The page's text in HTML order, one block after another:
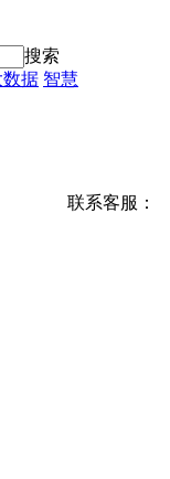
搜索
数据 智慧
联系客服：